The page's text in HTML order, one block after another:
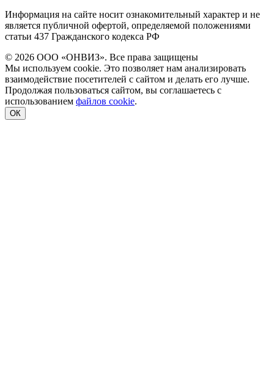
Информация на сайте носит ознакомительный характер и не
является публичной офертой, определяемой положениями
статьи 437 Гражданского кодекса РФ
© 2026 ООО «ОНВИЗ». Все права защищены
Мы используем cookie. Это позволяет нам анализировать
взаимодействие посетителей с сайтом и делать его лучше.
Продолжая пользоваться сайтом, вы соглашаетесь с
использованием файлов cookie.
ОК